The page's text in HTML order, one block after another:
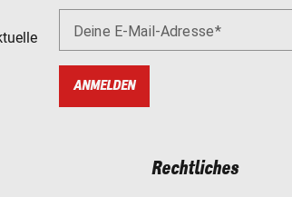
Deine E-Mail-Adresse
ANMELDEN
Rechtliches